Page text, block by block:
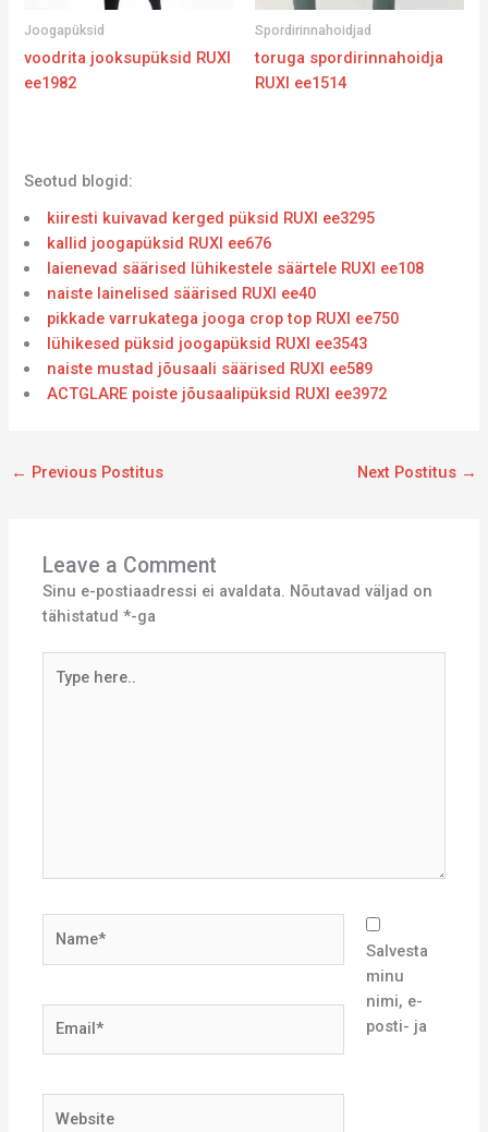
Joogapüksid
voodrita jooksupüksid RUXI
ee1982
Spordirinnahoidjad
toruga spordirinnahoidja
RUXI ee1514
Seotud blogid:
kiiresti kuivavad kerged püksid RUXI ee3295
kallid joogapüksid RUXI ee676
laienevad säärised lühikestele säärtele RUXI ee108
naiste lainelised säärised RUXI ee40
pikkade varrukatega jooga crop top RUXI ee750
lühikesed püksid joogapüksid RUXI ee3543
naiste mustad jõusaali säärised RUXI ee589
ACTGLARE poiste jõusaalipüksid RUXI ee3972
← Previous Postitus Next Postitus →
Leave a Comment
Sinu e-postiaadressi ei avaldata. Nõutavad väljad on
tähistatud*-ga
here..
Salvesta
minu
nimi, e-
posti- ja